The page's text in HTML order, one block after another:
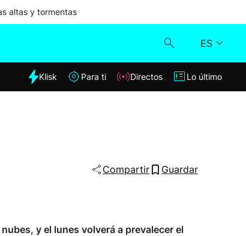
altas y tormentas
ES
Klisk
Klisk Para ti Directos Lo último
Compartir Guardar
y el lunes volverá a prevalecer el